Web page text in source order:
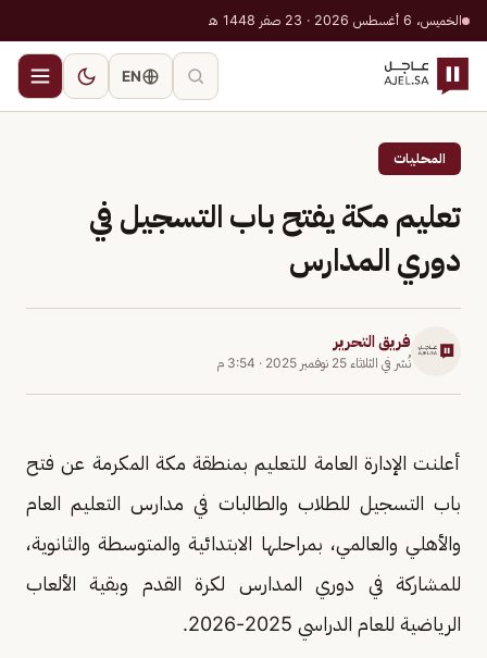
الخميس، 6 أغسطس 2026 · 23 صفر 1448 هـ
EN
المحليات
تعليم مكة يفتح باب التسجيل في
دوري المدارس
فريق التحرير
نُشر في الثلاثاء 25 نوفمبر 2025 · 3:54 م
أعلنت الإدارة العامة للتعليم بمنطقة مكة المكرمة عن فتح
باب التسجيل للطلاب والطالبات في مدارس التعليم العام
والأهلي والعالمي، بمراحلها الابتدائية والمتوسطة والثانوية،
للمشاركة في دوري المدارس لكرة القدم وبقية الألعاب
الرياضية للعام الدراسي 2025-2026.